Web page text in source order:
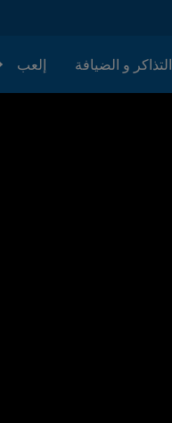
التذاكر و الضيافة إلعب